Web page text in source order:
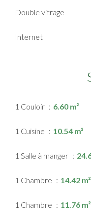
Double vitrage
Internet
1 Couloir 6.60 m²
1 Cuisine 10.54 m²
1 Salle à manger
1 Chambre 14.42 m²
1 Chambre 11.76 m²